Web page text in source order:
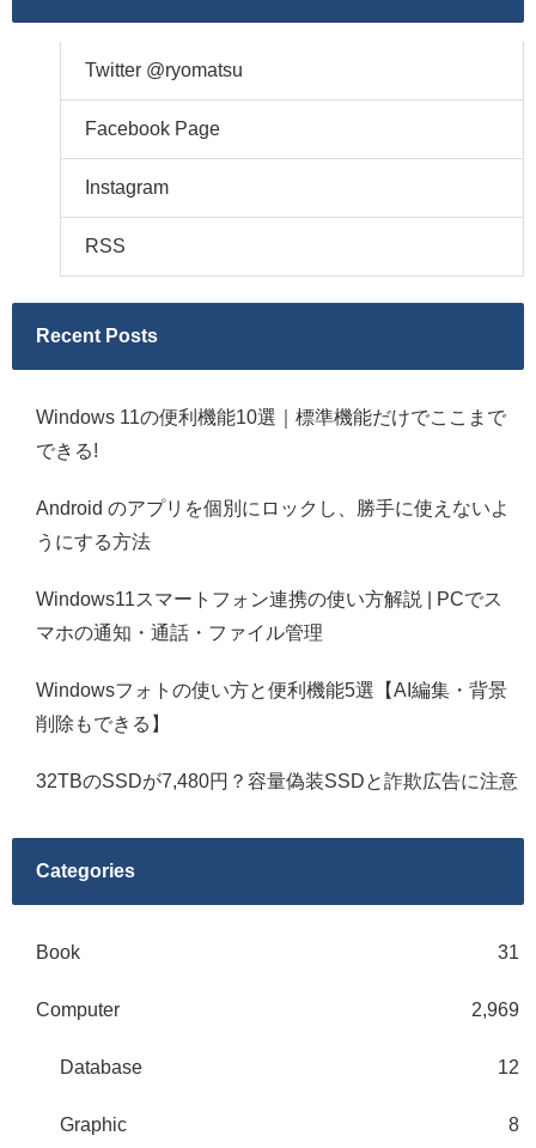
Twitter @ryomatsu
Facebook Page
Instagram
RSS
Recent Posts
Windows 11の便利機能10選｜標準機能だけでここまで
できる!
Android のアプリを個別にロックし、勝手に使えないよ
うにする方法
Windows11スマートフォン連携の使い方解説 | PCでス
マホの通知・通話・ファイル管理
Windowsフォトの使い方と便利機能5選【AI編集・背景
削除もできる】
32TBのSSDが7,480円？容量偽装SSDと詐欺広告に注意
Categories
Book 31
Computer 2,969
Database 12
Graphic 8